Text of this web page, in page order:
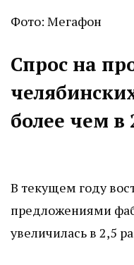
Фото: Мегафон
Спрос на
более чем в
В текущем году
предложениями
увеличилась в 2,5